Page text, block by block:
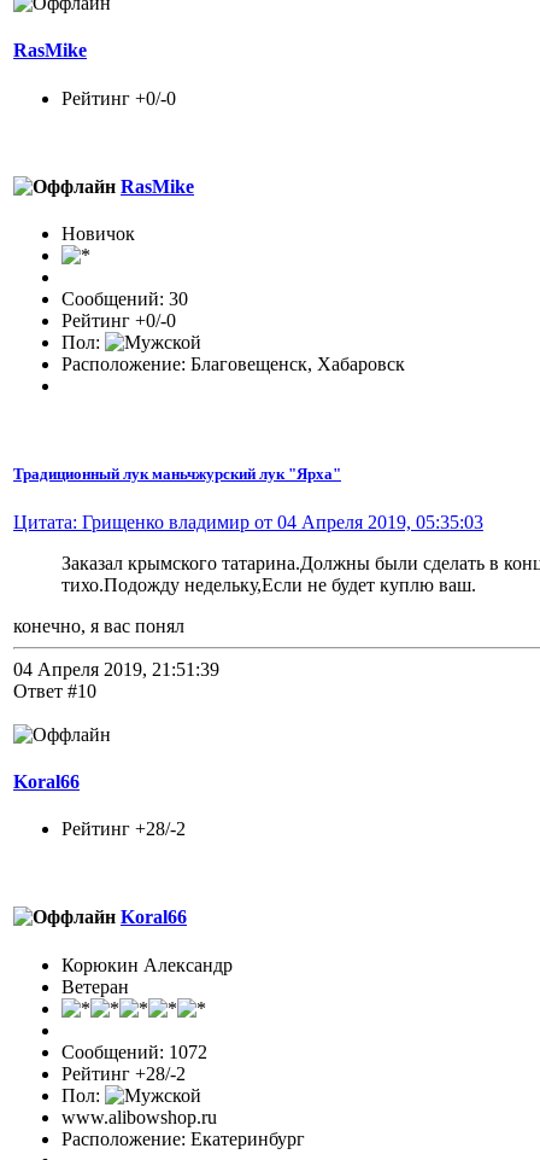
RasMike
Рейтинг +0/-0
RasMike
Новичок
Сообщений: 30
Рейтинг +0/-0
Пол:
Расположение: Благовещенск, Хабаровск
Традиционный лук маньчжурский лук "Ярха"
Цитата: Грищенко владимир от 04 Апреля 2019, 05:35:03
Заказал крымского татарина.Должны были сделать в
тихо.Подожду недельку,Если не будет куплю ваш.
конечно, я вас понял
04 Апреля 2019, 21:51:39
Ответ #10
Koral66
Рейтинг +28/-2
Koral66
Корюкин Александр
Ветеран
Сообщений: 1072
Рейтинг +28/-2
Пол:
www.alibowshop.ru
Расположение: Екатеринбург